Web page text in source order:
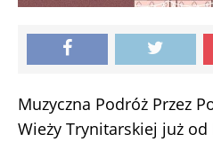
Muzyczna Podróż Przez
Wieży Trynitarskiej już